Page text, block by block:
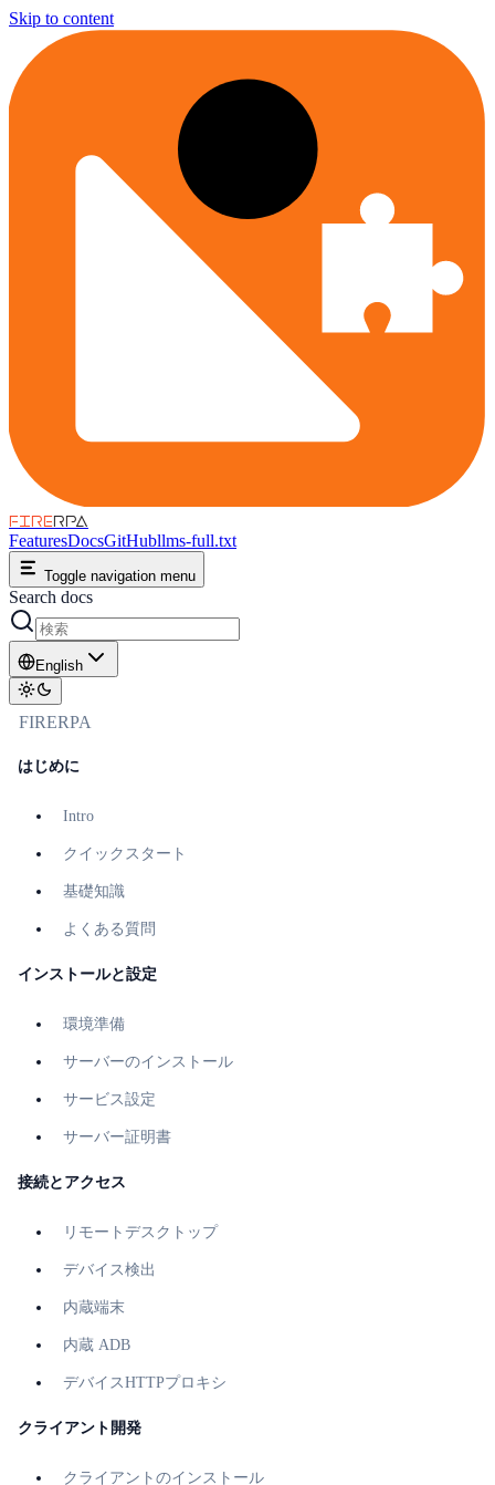
Skip to content
FIRERPA
FeaturesDocsGitHubllms-full.txt
Toggle navigation menu
Search docs
English
FIRERPA
はじめに
Intro
クイックスタート
基礎知識
よくある質問
インストールと設定
環境準備
サーバーのインストール
サービス設定
サーバー証明書
接続とアクセス
リモートデスクトップ
デバイス検出
内蔵端末
内蔵 ADB
デバイスHTTPプロキシ
クライアント開発
クライアントのインストール